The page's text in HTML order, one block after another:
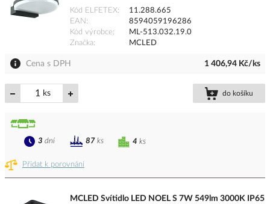
Kód ELFETEX
11.288.665
EAN
8594059196286
Kód výrobce
ML-513.032.19.0
Značka
MCLED
Cena s DPH 1 406,94 Kč/ks
ks do košíku
Přidat k porovnání
4 ks
3 dní 87 ks
MCLED Svítidlo LED NOEL S 7W 549lm 3000K IP65